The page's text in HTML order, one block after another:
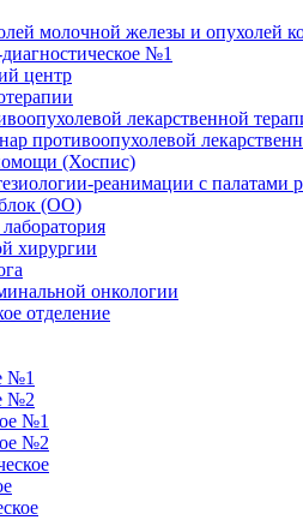
молочной железы и опухолей
№1
центр
лекарственной
противоопухолевой
(Хоспис)
реанимации с палатами
(ОО)
хирургии
онкологии
отделение
№1
№2
№1
№2